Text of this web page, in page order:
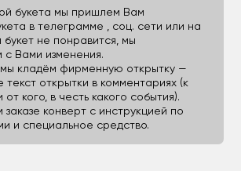
букета мы пришлем Вам
в телеграмме , соц. сети или на
не понравится, мы
с Вами изменения.
мы кладём фирменную открытку —
текст открытки в комментариях (к
от кого, в честь какого события).
заказе конверт с инструкцией по
и специальное средство.